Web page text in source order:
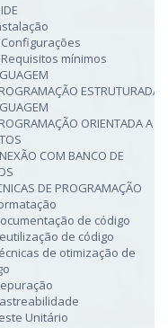
Configurações
Requisitos mínimos
ESTRUTURADA
ORIENTADA A
COM BANCO DE
DE PROGRAMAÇÃO
de código
de código
de otimização de
Unitário